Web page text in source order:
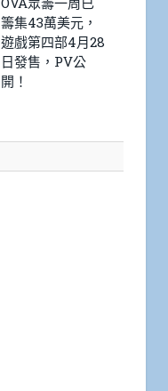
籌集43萬美元，
遊戲第四部4月28
日發售，PV公
開！